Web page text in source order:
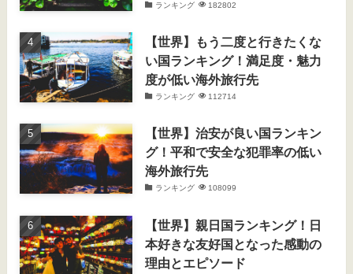
ランキング 182802
【世界】もう二度と行きたくな
い国ランキング！満足度・魅力
度が低い海外旅行先
ランキング 112714
【世界】治安が良い国ランキン
グ！平和で安全な犯罪率の低い
海外旅行先
ランキング 108099
【世界】親日国ランキング！日
本好きな友好国となった感動の
理由とエピソード